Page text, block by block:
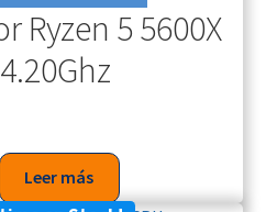
Ryzen 5 5600X
Leer más